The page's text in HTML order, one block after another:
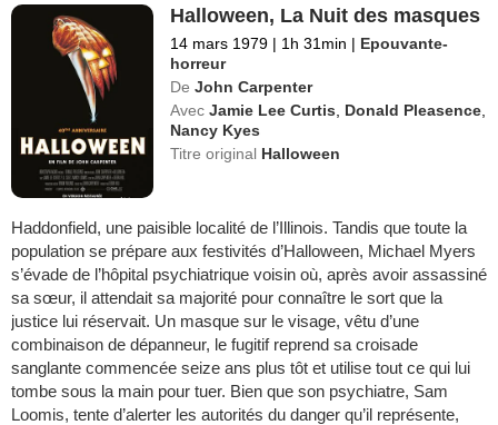
Halloween, La Nuit des masques
14 mars 1979 | 1h 31min | Epouvante-
horreur
De John Carpenter
Avec Jamie Lee Curtis Donald Pleasence
Nancy Kyes
Titre original Halloween
Haddonfield, une paisible localité de l’Illinois. Tandis que toute la
population se prépare aux festivités d’Halloween, Michael Myers
s’évade de l’hôpital psychiatrique voisin où, après avoir assassiné
sa sœur, il attendait sa majorité pour connaître le sort que la
justice lui réservait. Un masque sur le visage, vêtu d’une
combinaison de dépanneur, le fugitif reprend sa croisade
sanglante commencée seize ans plus tôt et utilise tout ce qui lui
tombe sous la main pour tuer. Bien que son psychiatre, Sam
Loomis, tente d’alerter les autorités du danger qu’il représente,